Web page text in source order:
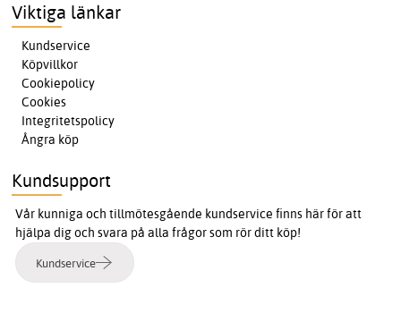
Viktiga länkar
Kundservice
Köpvillkor
Cookiepolicy
Cookies
Integritetspolicy
Ångra köp
Kundsupport
Vår kunniga och tillmötesgående kundservice finns här för att
hjälpa dig och svara på alla frågor som rör ditt köp!
Kundservice